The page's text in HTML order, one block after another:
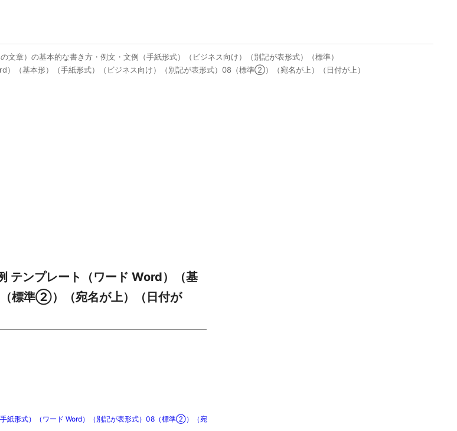
文章）の基本的な書き方・例文・文例（手紙形式）（ビジネス向け）（別記が表形式）（標準）
（基本形）（手紙形式）（ビジネス向け）（別記が表形式）08（標準②）（宛名が上）（日付が上）
テンプレート（ワード Word）（基
標準②）（宛名が上）（日付が
紙形式）（ワード Word）（別記が表形式）08（標準②）（宛